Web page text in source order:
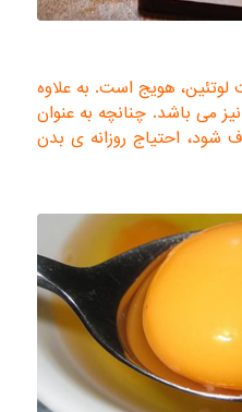
لوتئین، هویج است. به علاوه
حاوی بتاکاروتن و ویتامین C نیز می باشد. چنانچه به عنوان
احتیاج روزانه ی بدن